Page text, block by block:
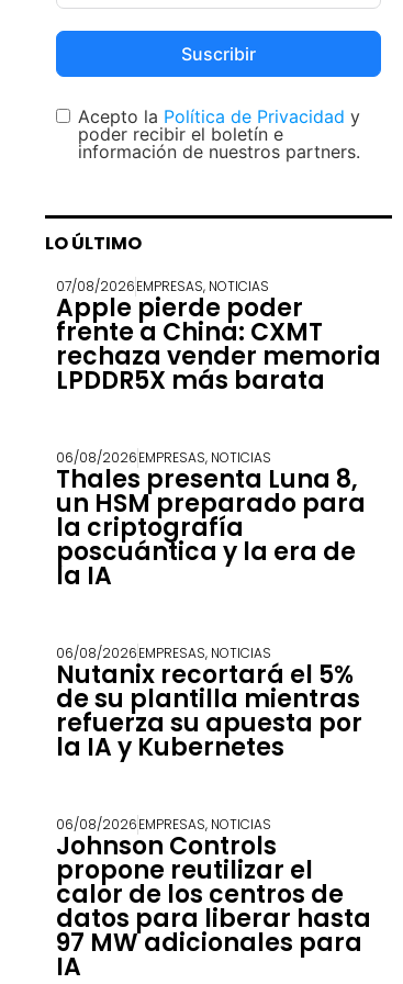
Suscribir
Acepto la Política de Privacidad y
poder recibir el boletín e
información de nuestros partners.
LO ÚLTIMO
07/08/2026EMPRESAS, NOTICIAS
Apple pierde poder
frente a China: CXMT
rechaza vender memoria
LPDDR5X más barata
06/08/2026EMPRESAS, NOTICIAS
Thales presenta Luna 8,
un HSM preparado para
la criptografía
poscuántica y la era de
la IA
06/08/2026EMPRESAS, NOTICIAS
Nutanix recortará el 5%
de su plantilla mientras
refuerza su apuesta por
la IA y Kubernetes
06/08/2026EMPRESAS, NOTICIAS
Johnson Controls
propone reutilizar el
calor de los centros de
datos para liberar hasta
97 MW adicionales para
IA